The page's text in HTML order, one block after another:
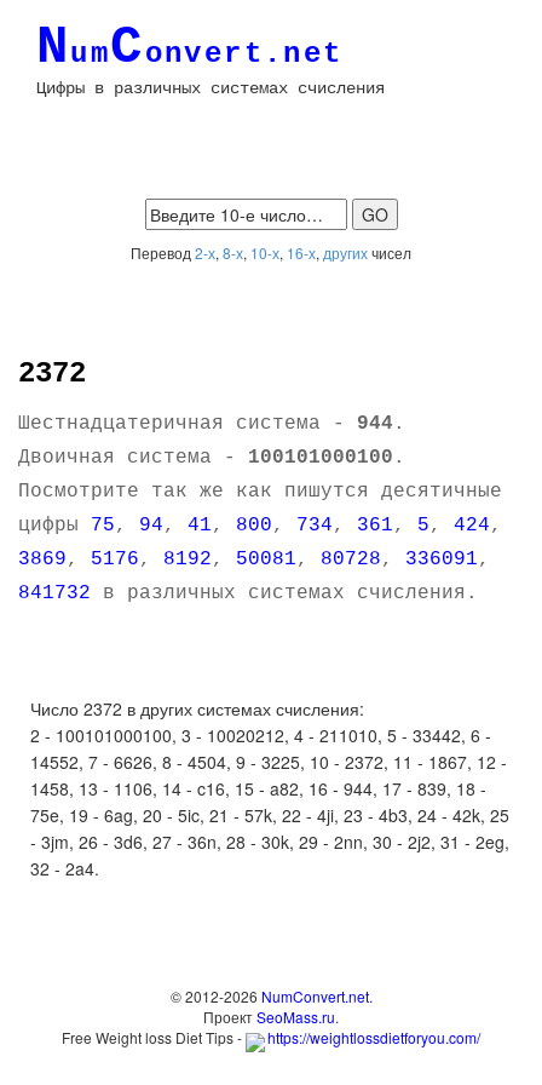
NumConvert.net
Цифры в различных системах счисления
Перевод 2-х, 8-х, 10-х, 16-х, другихчисел
2372
Шестнадцатеричная система - 944 .
Двоичная система - 100101000100 .
Посмотрите так же как пишутся десятичные
цифры 75, 94, 41, 800, 734, 361, 5, 424,
3869, 5176, 8192, 50081, 80728, 336091,
841732 в различных системах счисления.
Число 2372 в других системах счисления:
2 - 100101000100, 3 - 10020212, 4 - 211010, 5 - 33442, 6 -
14552, 7 - 6626, 8 - 4504, 9 - 3225, 10 - 2372, 11 - 1867, 12 -
1458, 13 - 1106, 14 - c16, 15 - a82, 16 - 944, 17 - 839, 18 -
75e, 19 - 6ag, 20 - 5ic, 21 - 57k, 22 - 4ji, 23 - 4b3, 24 - 42k, 25
- 3jm, 26 - 3d6, 27 - 36n, 28 - 30k, 29 - 2nn, 30 - 2j2, 31 - 2eg,
32 - 2a4.
© 2012-2026 NumConvert.net.
ПроектSeoMass.ru.
Free Weight loss Diet Tips -
https://weightlossdietforyou.com/